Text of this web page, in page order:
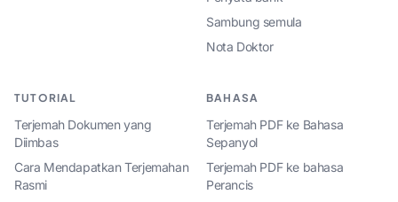
Sambung semula
Nota Doktor
TUTORIAL
Terjemah Dokumen yang
Diimbas
Cara Mendapatkan Terjemahan
Rasmi
BAHASA
Terjemah PDF ke Bahasa
Sepanyol
Terjemah PDF ke bahasa
Perancis